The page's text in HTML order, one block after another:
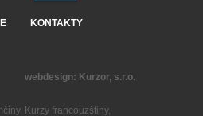
KONTAKTY
webdesign: Kurzor, s.r.o.
, Kurzy francouzštiny,